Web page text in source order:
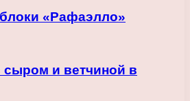
«Рафаэлло»
и ветчиной в